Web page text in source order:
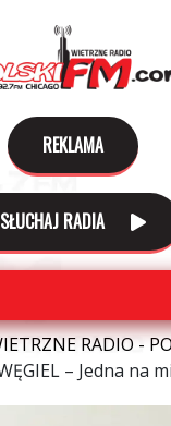
REKLAMA
SŁUCHAJ RADIA
RADIO -
– Jedna na